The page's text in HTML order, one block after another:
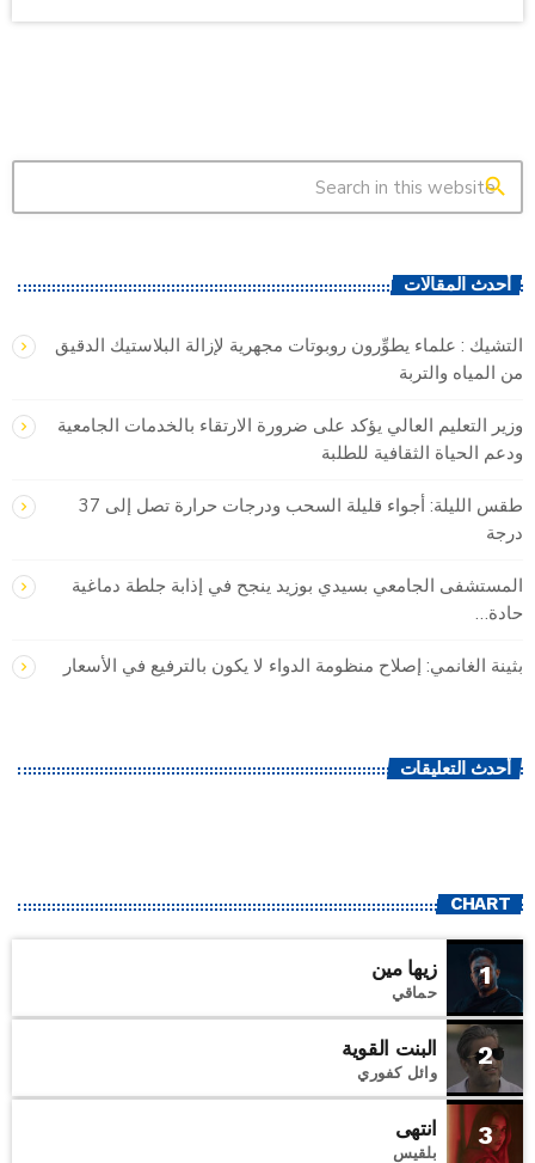
search
أحدث المقالات
التشيك : علماء يطوِّرون روبوتات مجهرية لإزالة البلاستيك الدقيق
من المياه والتربة
وزير التعليم العالي يؤكد على ضرورة الارتقاء بالخدمات الجامعية
ودعم الحياة الثقافية للطلبة
طقس الليلة: أجواء قليلة السحب ودرجات حرارة تصل إلى 37
درجة
المستشفى الجامعي بسيدي بوزيد ينجح في إذابة جلطة دماغية
حادة…
بثينة الغانمي: إصلاح منظومة الدواء لا يكون بالترفيع في الأسعار
أحدث التعليقات
CHART
1 زيها مين
حماقي
2 البنت القوية
وائل كفوري
3 انتهى
بلقيس